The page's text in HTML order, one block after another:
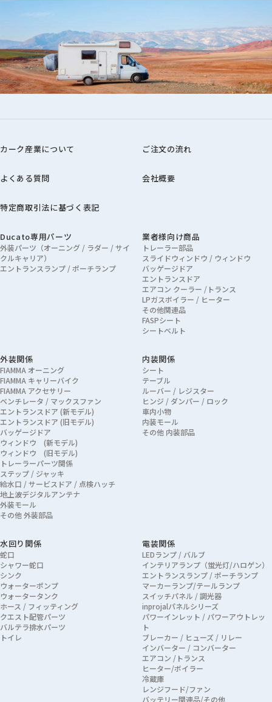
カーク産業について ご注文の流れ
よくある質問 会社概要
特定商取引法に基づく表記
Ducato専用パーツ
外装パーツ（オーニング / ラダー / サイ
クルキャリア）
エントランスランプ / ポーチランプ
業者様向け商品
トレーラー部品
スライドウィンドウ / ウィンドウ
バッゲージドア
エントランスドア
エアコン クーラー /トランス
LPガスボイラー / ヒーター
その他関連品
FASPシート
シートベルト
外装関係
FIAMMA オーニング
FIAMMA キャリーバイク
FIAMMA アクセサリー
ベンチレータ / マックスファン
エントランスドア (新モデル)
エントランスドア (旧モデル)
バッゲージドア
ウィンドウ (新モデル)
ウィンドウ (旧モデル)
トレーラーパーツ関係
ステップ / ジャッキ
給水口 / サービスドア / 点検ハッチ
地上波デジタルアンテナ
外装モール
その他 外装部品
内装関係
シート
テーブル
ルーバー / レジスター
ヒンジ / ダンパー / ロック
車内小物
内装モール
その他 内装部品
水回り関係
蛇口
シャワー蛇口
シンク
ウォーターポンプ
ウォータータンク
ホース / フィッティング
クエスト配管パーツ
バルテラ排水パーツ
トイレ
電装関係
LEDランプ / バルブ
インテリアランプ（蛍光灯/ハロゲン）
エントランスランプ / ポーチランプ
マーカーランプ/テールランプ
スイッチパネル / 調光器
inprojalパネルシリーズ
パワーインレット / パワーアウトレッ
ト
ブレーカー / ヒューズ / リレー
インバーター / コンバーター
エアコン /トランス
ヒーター/ボイラー
冷蔵庫
レンジフード/ファン
バッテリー関連品/その他